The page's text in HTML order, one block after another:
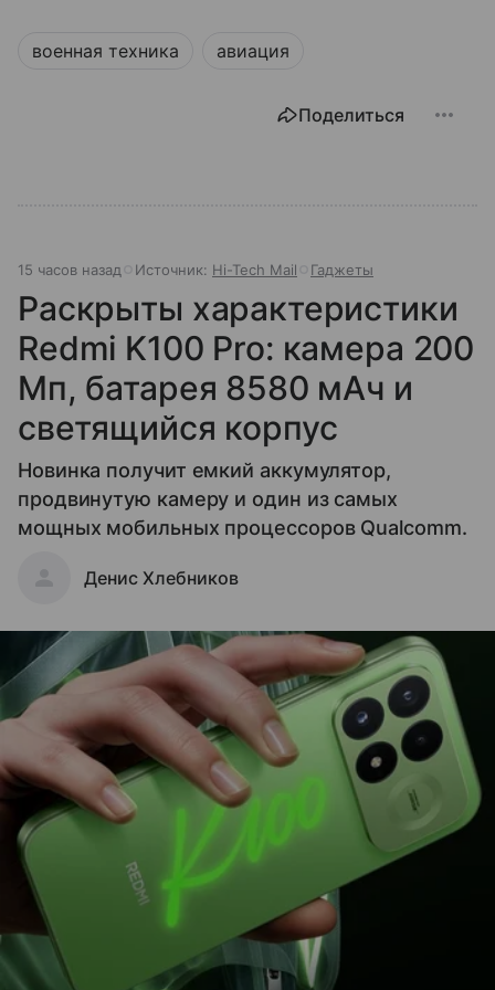
военная техника авиация
Поделиться
15 часов назад Источник: Hi-Tech Mail Гаджеты
Раскрыты характеристики
Redmi K100 Pro: камера 200
Мп, батарея 8580 мАч и
светящийся корпус
Новинка получит емкий аккумулятор,
продвинутую камеру и один из самых
мощных мобильных процессоров Qualcomm.
Денис Хлебников